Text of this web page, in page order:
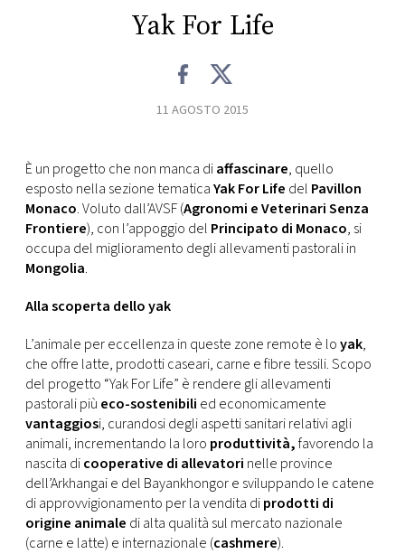
VIDEO
TV
PRINCIPATO
MONACO
RMC
CONSIGLIA
Yak For Life
11 AGOSTO 2015
È un progetto che non manca diaffascinare, quello
esposto nella sezione tematicaYak For Life del Pavillon
Monaco. Voluto dall’AVSF (Agronomi e Veterinari Senza
Frontiere), con l’appoggio del Principato di Monaco, si
occupa del miglioramento degli allevamenti pastorali in
Mongolia.
Alla scoperta dello yak
L’animale per eccellenza in queste zone remote è loyak,
che offre latte, prodotti caseari, carne e fibre tessili. Scopo
del progetto “Yak For Life” è rendere gli allevamenti
pastorali più eco-sostenibili ed economicamente
vantaggiosi, curandosi degli aspetti sanitari relativi agli
animali, incrementando la loro produttività,favorendo la
nascita dicooperative di allevatori nelle province
dell’Arkhangai e del Bayankhongor e sviluppando le catene
di approvvigionamento per la vendita diprodotti di
origine animale di alta qualità sul mercato nazionale
(carne e latte) e internazionale (cashmere).